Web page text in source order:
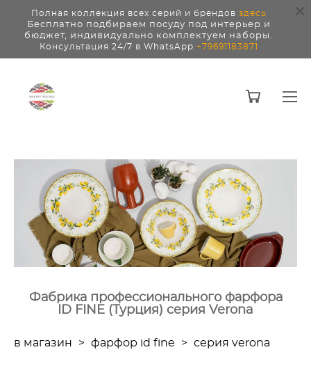
Полная коллекция всех серий и брендов здесь
Бесплатно подбираем посуду под интерьер и
бюджет, индивидуально комплектуем наборы.
Консультация 24/7 в WhatsApp +79691183871
Фабрика профессионального фарфора
ID FINE (Турция) cерия Verona
в магазин > фарфор id fine > серия verona